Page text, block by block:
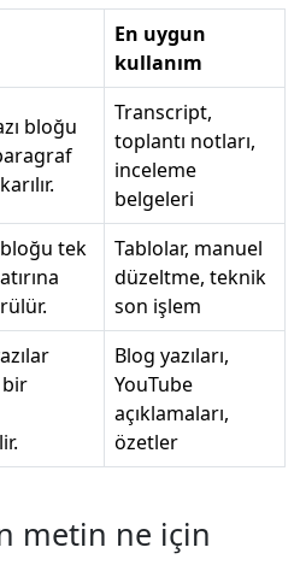
En uygun
kullanım
bloğu
Transcript,
toplantı notları,
inceleme
belgeleri
bloğu tek
Tablolar, manuel
düzeltme, teknik
son işlem
bir
Blog yazıları,
YouTube
açıklamaları,
özetler
metin ne için